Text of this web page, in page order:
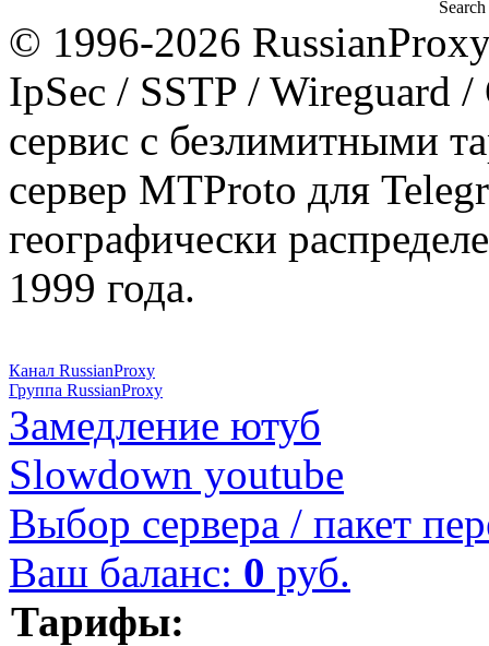
© 1996-2026
IpSec / SSTP / Wireguard
сервис с безлимитными
сервер MTProto для
географически
1999 года.
Канал RussianProxy
Группа RussianProxy
Замедление ютуб
Slowdown youtube
Выбор сервера / пакет
Ваш баланс: 0 руб.
Тарифы: